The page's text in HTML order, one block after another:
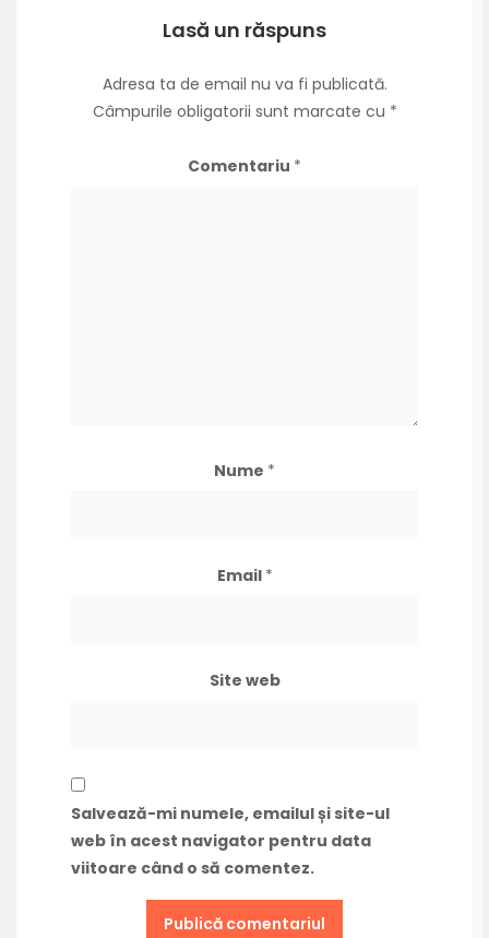
Lasă un răspuns
Adresa ta de email nu va fi publicată.
Câmpurile obligatorii sunt marcate cu *
Comentariu *
Nume *
Email *
Site web
Salvează-mi numele, emailul și site-ul
web în acest navigator pentru data
viitoare când o să comentez.